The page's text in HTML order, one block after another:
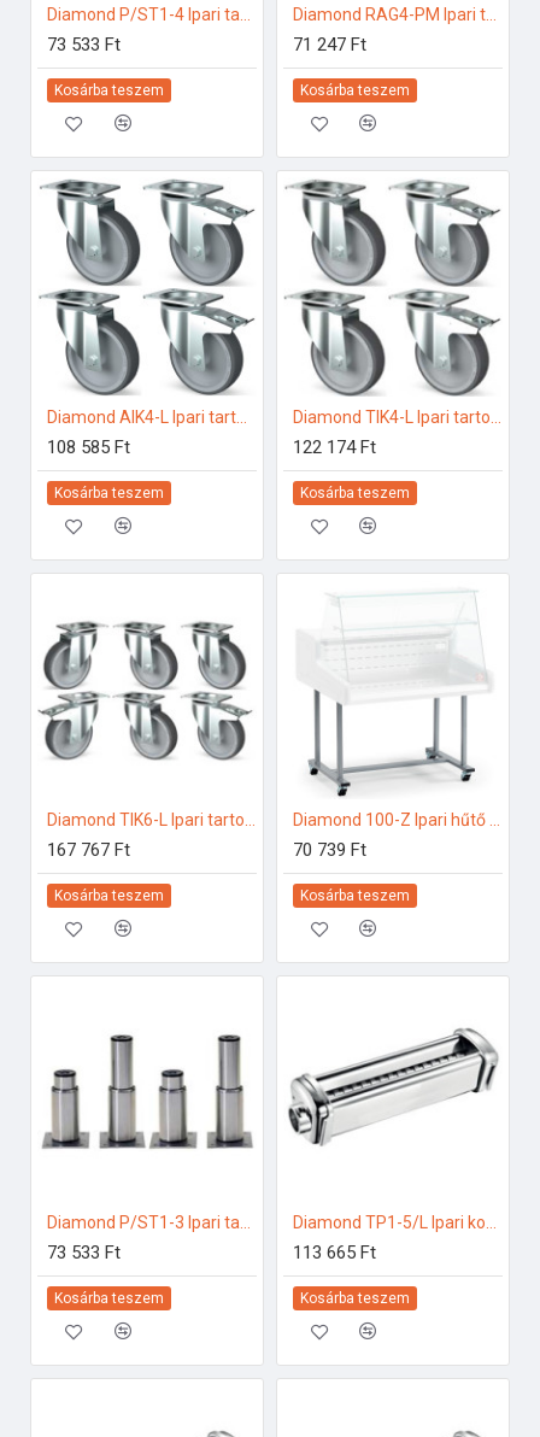
73 533 Ft
Kosárba teszem
Diamond RAG4-PM Ipari tartozékok
71 247 Ft
Kosárba teszem
108 585 Ft
Kosárba teszem
122 174 Ft
Kosárba teszem
167 767 Ft
Kosárba teszem
70 739 Ft
Kosárba teszem
73 533 Ft
Kosárba teszem
113 665 Ft
Kosárba teszem